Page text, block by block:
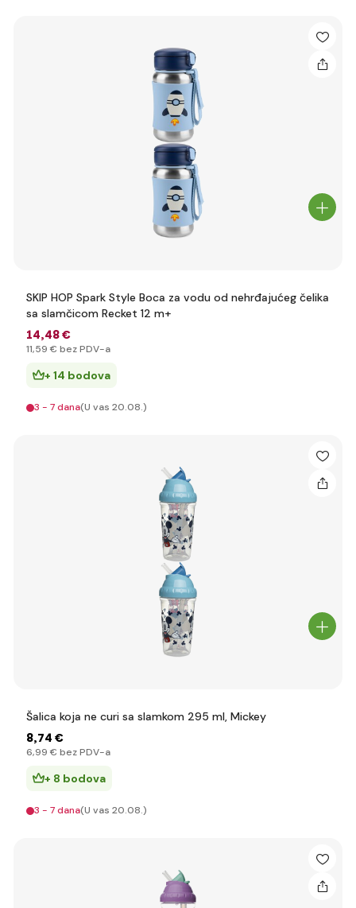
SKIP HOP Spark Style Boca za vodu od nehrđajućeg čelika
sa slamčicom Recket 12 m+
14,48 €
11,59 € bez PDV-a
+ 14 bodova
3 - 7 dana(U vas 20.08.)
Šalica koja ne curi sa slamkom 295 ml, Mickey
8,74 €
6,99 € bez PDV-a
+ 8 bodova
3 - 7 dana(U vas 20.08.)